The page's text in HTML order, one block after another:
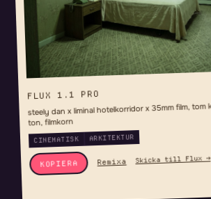
FLUX 1.1 PRO
steely dan x liminal hotelkorridor x 35mm film,
ton, filmkorn
CINEMATISK ARKITEKTUR
KOPIERA Remixa Skicka till Flux →